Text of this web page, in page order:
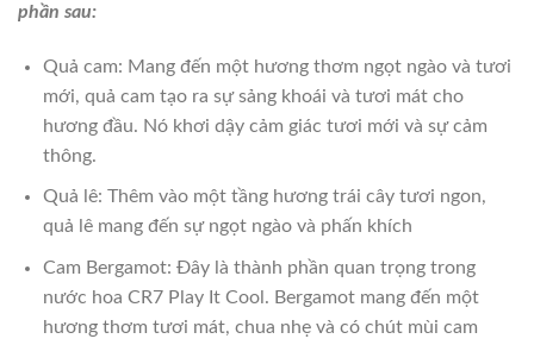
phần sau:
Quả cam: Mang đến một hương thơm ngọt ngào và tươi
mới, quả cam tạo ra sự sảng khoái và tươi mát cho
hương đầu. Nó khơi dậy cảm giác tươi mới và sự cảm
thông.
Quả lê: Thêm vào một tầng hương trái cây tươi ngon,
quả lê mang đến sự ngọt ngào và phấn khích
Cam Bergamot: Đây là thành phần quan trọng trong
nước hoa CR7 Play It Cool. Bergamot mang đến một
hương thơm tươi mát, chua nhẹ và có chút mùi cam